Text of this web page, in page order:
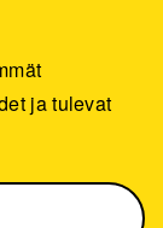
ja tulevat